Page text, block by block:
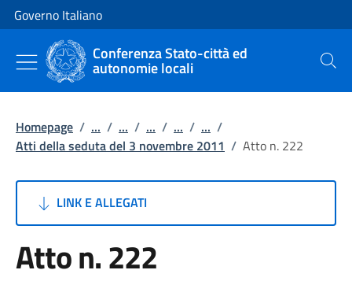
Vai al contenuto
Vai alla navigazione del sito
Governo Italiano
Conferenza Stato-città ed
autonomie locali Cerca
Homepage / ... / ... / ... / ... / ... /
Atti della seduta del 3 novembre 2011 / Atto n. 222
LINK E ALLEGATI
Atto n. 222